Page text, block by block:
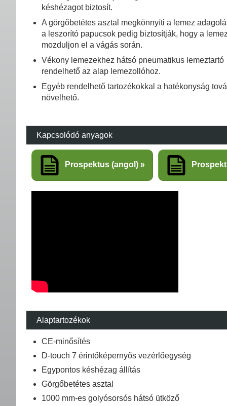
késhézagot biztosít.
A görgőbetétes asztal megkönnyíti a lemez
a leszorító papucsok pedig biztosítják, hogy a
mozduljon el a vágás során.
Vékony lemezekhez hátsó pneumatikus lemeztartó
rendelhető az alap lemezollóhoz.
Egyéb rendelhető tartozékokkal a hatékonyság
növelhető.
Kapcsolódó anyagok
Prospektus (angol)
Alaptartozékok
CE-minősítés
D-touch 7 érintőképernyős vezérlőegység
Egypontos késhézag állítás
Görgőbetétes asztal
1000 mm-es golyósorsós hátsó ütköző